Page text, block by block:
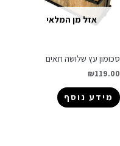
אזל מן המלאי
סכומון עץ שלושה תאים
₪119.00
מידע נוסף